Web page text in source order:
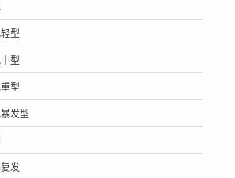
型
型
型
发型
发